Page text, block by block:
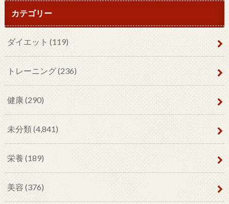
カテゴリー
ダイエット (119)
トレーニング(236)
健康(290)
未分類(4,841)
栄養 (189)
美容 (376)